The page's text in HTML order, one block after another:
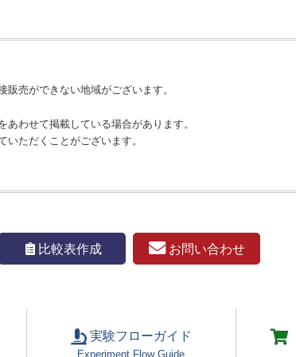
売ができない地域がございます。
わせて掲載している場合があります。
ただくことがございます。
比較表作成 お問い合わせ
実験フローガイド
Experiment Flow Guide